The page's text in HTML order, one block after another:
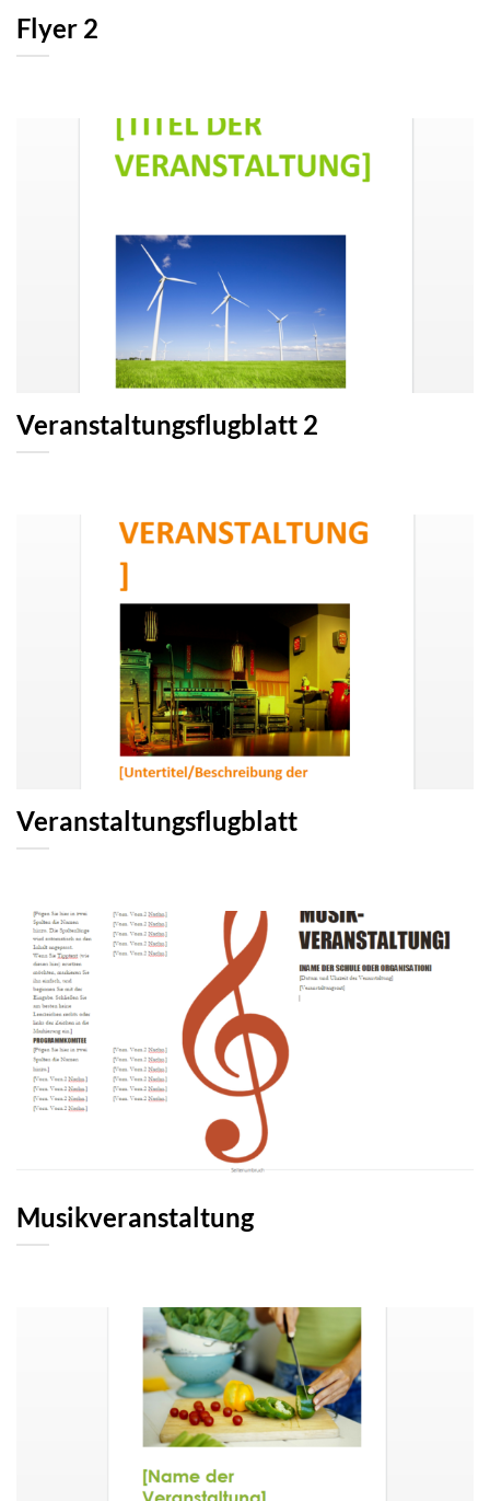
Flyer 2
Veranstaltungsflugblatt 2
Veranstaltungsflugblatt
Musikveranstaltung